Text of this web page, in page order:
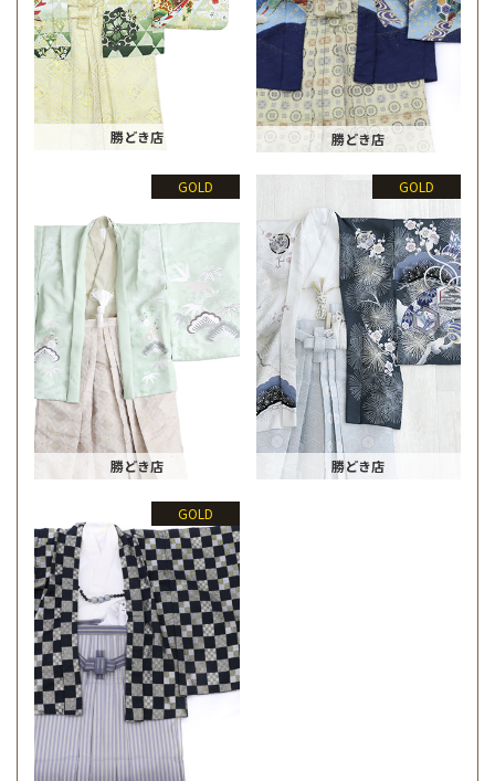
勝どき店 勝どき店
GOLD
勝どき店
GOLD
勝どき店
GOLD